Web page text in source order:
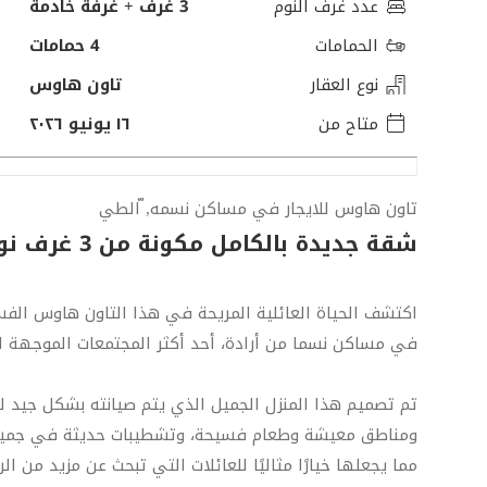
عدد غرف النوم
3 غرف + غرفة خادمة
الحمامات
4 حمامات
نوع العقار
تاون هاوس
متاح من
١٦ يونيو ٢٠٢٦
تاون هاوس للايجار في مساكن نسمه, ّالطي
شقة جديدة بالكامل مكونة من 3 غرف نوم رئيسية | نَسْمَة ريزدنس
في مساكن نسما من أرادة، أحد أكثر المجتمعات الموجهة
تم تصميم هذا المنزل الجميل الذي يتم صيانته بشكل
ومناطق معيشة وطعام فسيحة، وتشطيبات حديثة في
مما يجعلها خيارًا مثاليًا للعائلات التي تبحث عن مزيد من